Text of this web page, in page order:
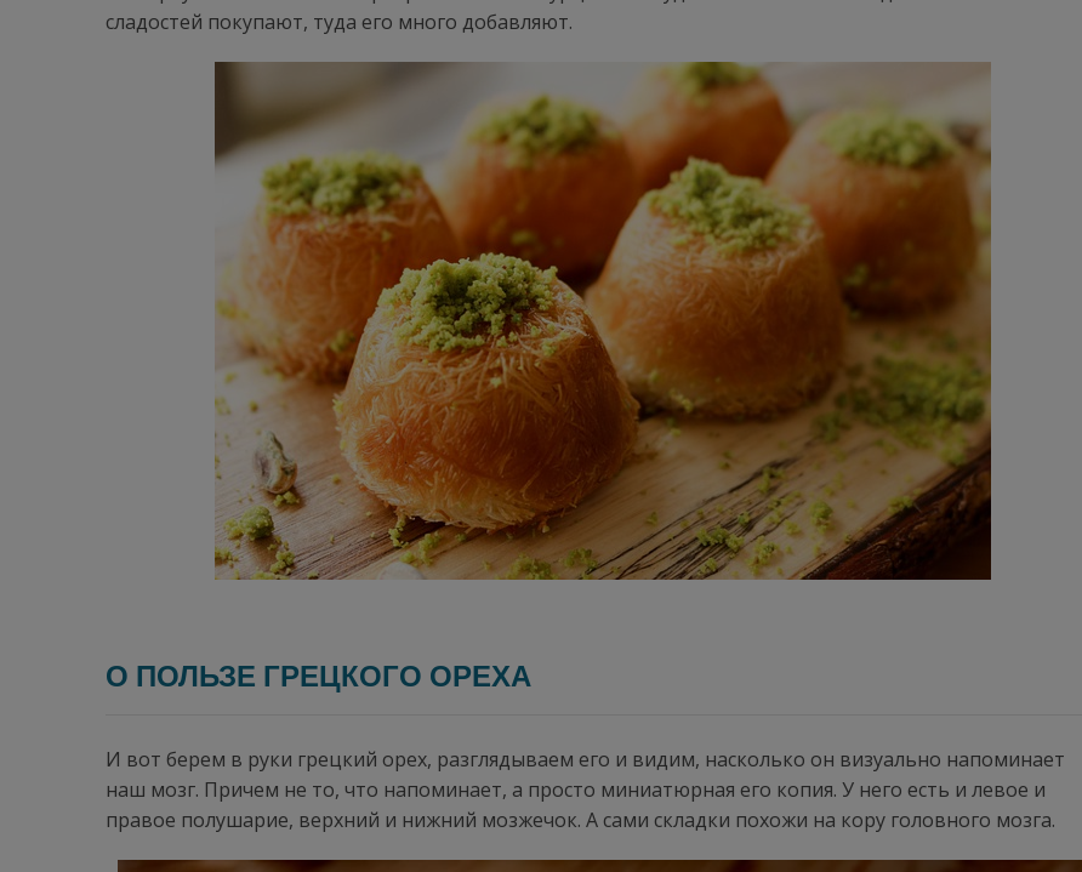
сладостей покупают, туда его много добавляют.
О ПОЛЬЗЕ ГРЕЦКОГО ОРЕХА
И вот берем в руки грецкий орех, разглядываем его и видим, насколько он визуально напоминает
наш мозг. Причем не то, что напоминает, а просто миниатюрная его копия. У него есть и левое и
правое полушарие, верхний и нижний мозжечок. А сами складки похожи на кору головного мозга.